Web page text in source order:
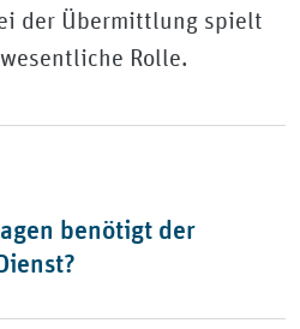
der Übermittlung spielt
Rolle.
benötigt der